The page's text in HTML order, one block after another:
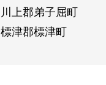
川上郡弟子屈町
標津郡標津町